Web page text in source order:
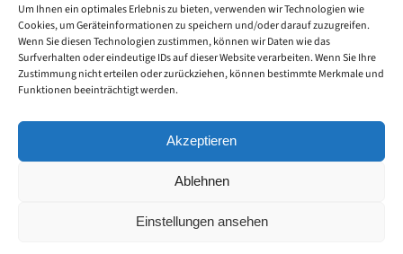
Um Ihnen ein optimales Erlebnis zu bieten, verwenden wir Technologien wie
Cookies, um Geräteinformationen zu speichern und/oder darauf zuzugreifen.
Wenn Sie diesen Technologien zustimmen, können wir Daten wie das
Surfverhalten oder eindeutige IDs auf dieser Website verarbeiten. Wenn Sie Ihre
Zustimmung nicht erteilen oder zurückziehen, können bestimmte Merkmale und
Funktionen beeinträchtigt werden.
Akzeptieren
Ablehnen
Einstellungen ansehen
Sat
12